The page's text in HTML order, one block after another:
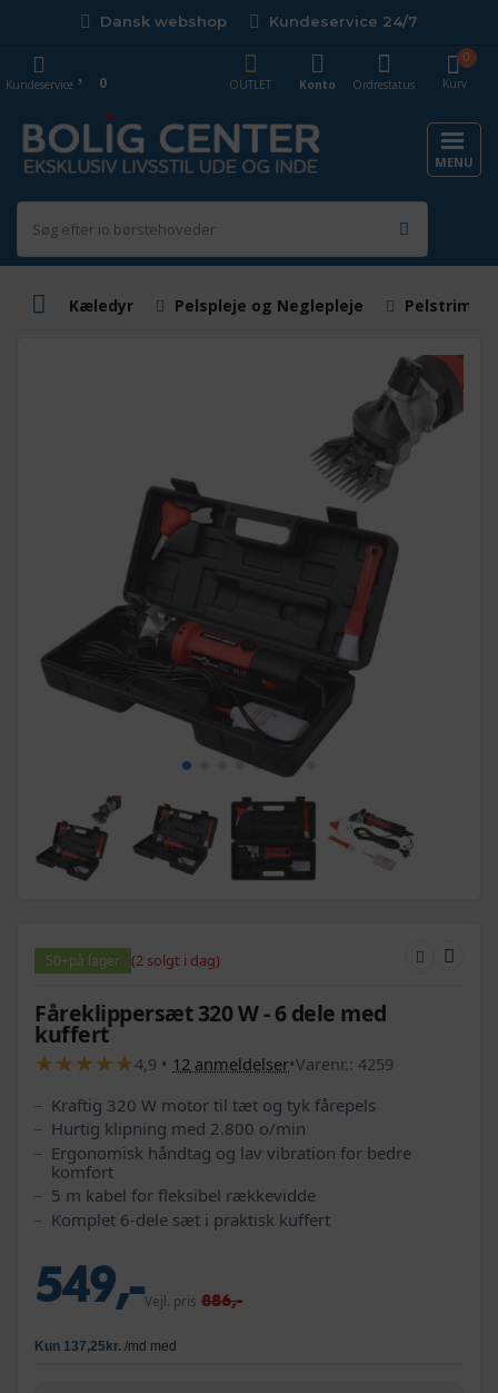
Dansk webshop Kundeservice 24/7
Kurv
0
OUTLET
Konto Ordrestatus
Kundeservice 0
MENU
Kæledyr Pelspleje og Neglepleje
50+på lager (2 solgt i dag)
Fåreklippersæt 320 W - 6 dele med
kuffert
★
★★
★★
★★
★★
★4,9 • 12 anmeldelser•Varenr.: 4259
Kraftig 320 W motor til tæt og tyk fårepels
Hurtig klipning med 2.800 o/min
Ergonomisk håndtag og lav vibration for bedre
komfort
5 m kabel for fleksibel rækkevidde
Komplet 6-dele sæt i praktisk kuffert
549,-Vejl. pris 886,-